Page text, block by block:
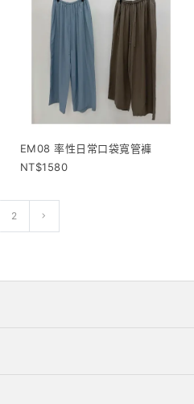
EM08 率性日常口袋寬管褲
1580
2